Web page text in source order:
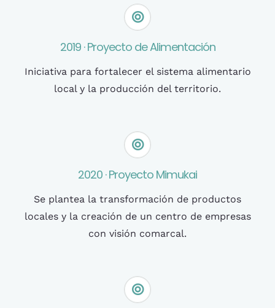
2019 · Proyecto de Alimentación
Iniciativa para fortalecer el sistema alimentario
local y la producción del territorio.
2020 · Proyecto Mimukai
Se plantea la transformación de productos
locales y la creación de un centro de empresas
con visión comarcal.